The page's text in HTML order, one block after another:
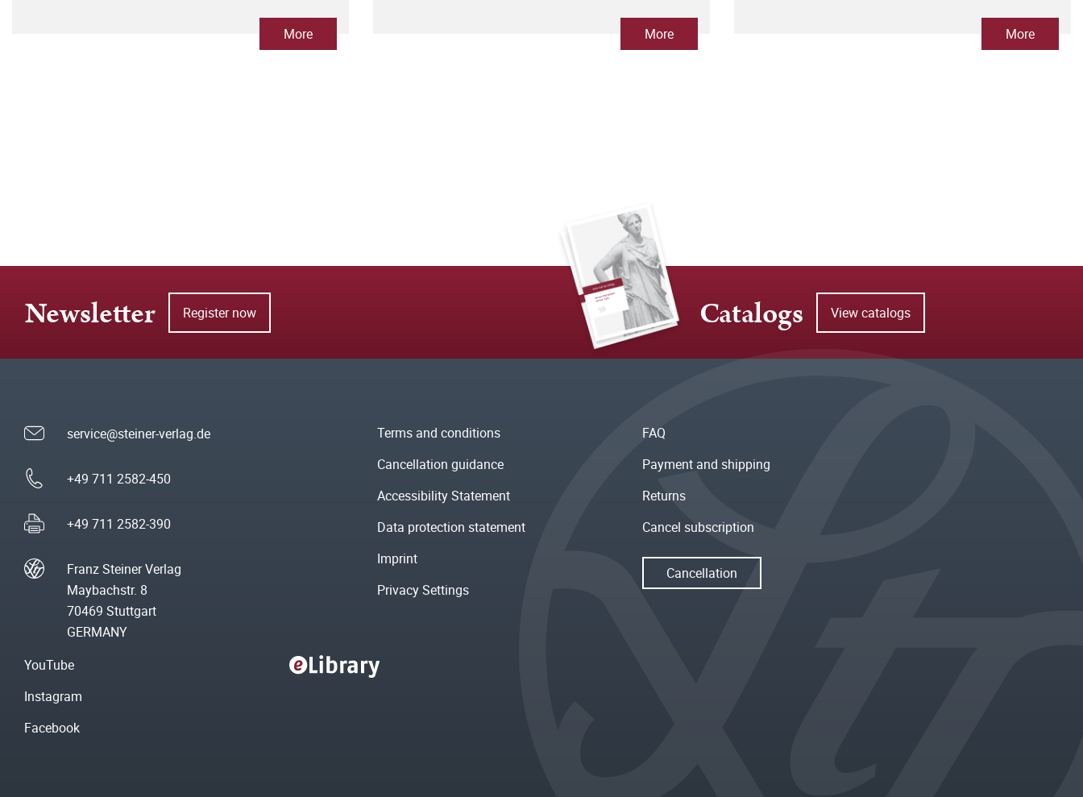
More More More
Newsletter Register now Catalogs View catalogs
service@steiner-verlag.de
+49 711 2582-450
+49 711 2582-390
Franz Steiner Verlag
Maybachstr. 8
70469 Stuttgart
GERMANY
Terms and conditions
Cancellation guidance
Accessibility Statement
Data protection statement
Imprint
Privacy Settings
FAQ
Payment and shipping
Returns
Cancel subscription
Cancellation
YouTube
Instagram
Facebook